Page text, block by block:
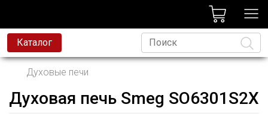
Каталог
Язык
Духовые печи
Духовая печь Smeg SO6301S2X